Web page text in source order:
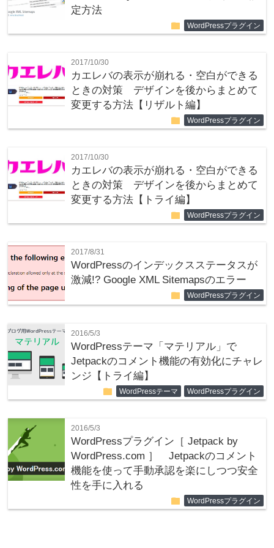
定方法
folder WordPressプラグイン
2017/10/30
カエレバの表示が崩れる・空白ができる
ときの対策 デザインを後からまとめて
変更する方法【リザルト編】
folder WordPressプラグイン
2017/10/30
カエレバの表示が崩れる・空白ができる
ときの対策 デザインを後からまとめて
変更する方法【トライ編】
folder WordPressプラグイン
2017/8/31
WordPressのインデックスステータスが
激減!? Google XML Sitemapsのエラー
folder WordPressプラグイン
2016/5/3
WordPressテーマ「マテリアル」で
Jetpackのコメント機能の有効化にチャレ
ンジ【トライ編】
folder WordPressテーマ WordPressプラグイン
2016/5/3
WordPressプラグイン［ Jetpack by
WordPress.com ］ Jetpackのコメント
機能を使って手動承認を楽にしつつ安全
性を手に入れる
folder WordPressプラグイン